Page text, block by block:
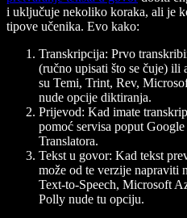
i uključuje nekoliko koraka, ali je
tipove učenika. Evo kako:
Transkripcija: Prvo
(ručno upisati što se čuje) ili
su Temi, Trint, Rev,
nude opcije diktiranja.
Prijevod: Kad imate
pomoć servisa poput
Translatora.
Tekst u govor: Kad tekst
može od te verzije napraviti
Text-to-Speech, Microsoft
Polly nude tu opciju.